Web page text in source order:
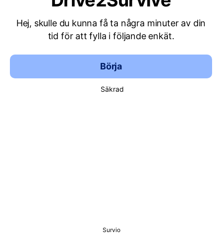
Hej, skulle du kunna få ta några minuter av din
tid för att fylla i följande enkät.
Börja
Säkrad
Survio